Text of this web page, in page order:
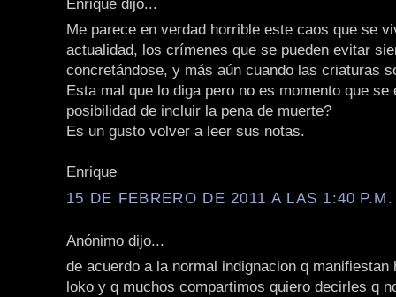
Me parece en verdad horrible este caos que se
actualidad, los crímenes que se pueden evitar
concretándose, y más aún cuando las criaturas
Esta mal que lo diga pero no es momento que se
posibilidad de incluir la pena de muerte?
Es un gusto volver a leer sus notas.
Enrique
15 DE FEBRERO DE 2011 A LAS 1:40 P.M.
Anónimo dijo...
de acuerdo a la normal indignacion q manifiestan
loko y q muchos compartimos quiero decirles q